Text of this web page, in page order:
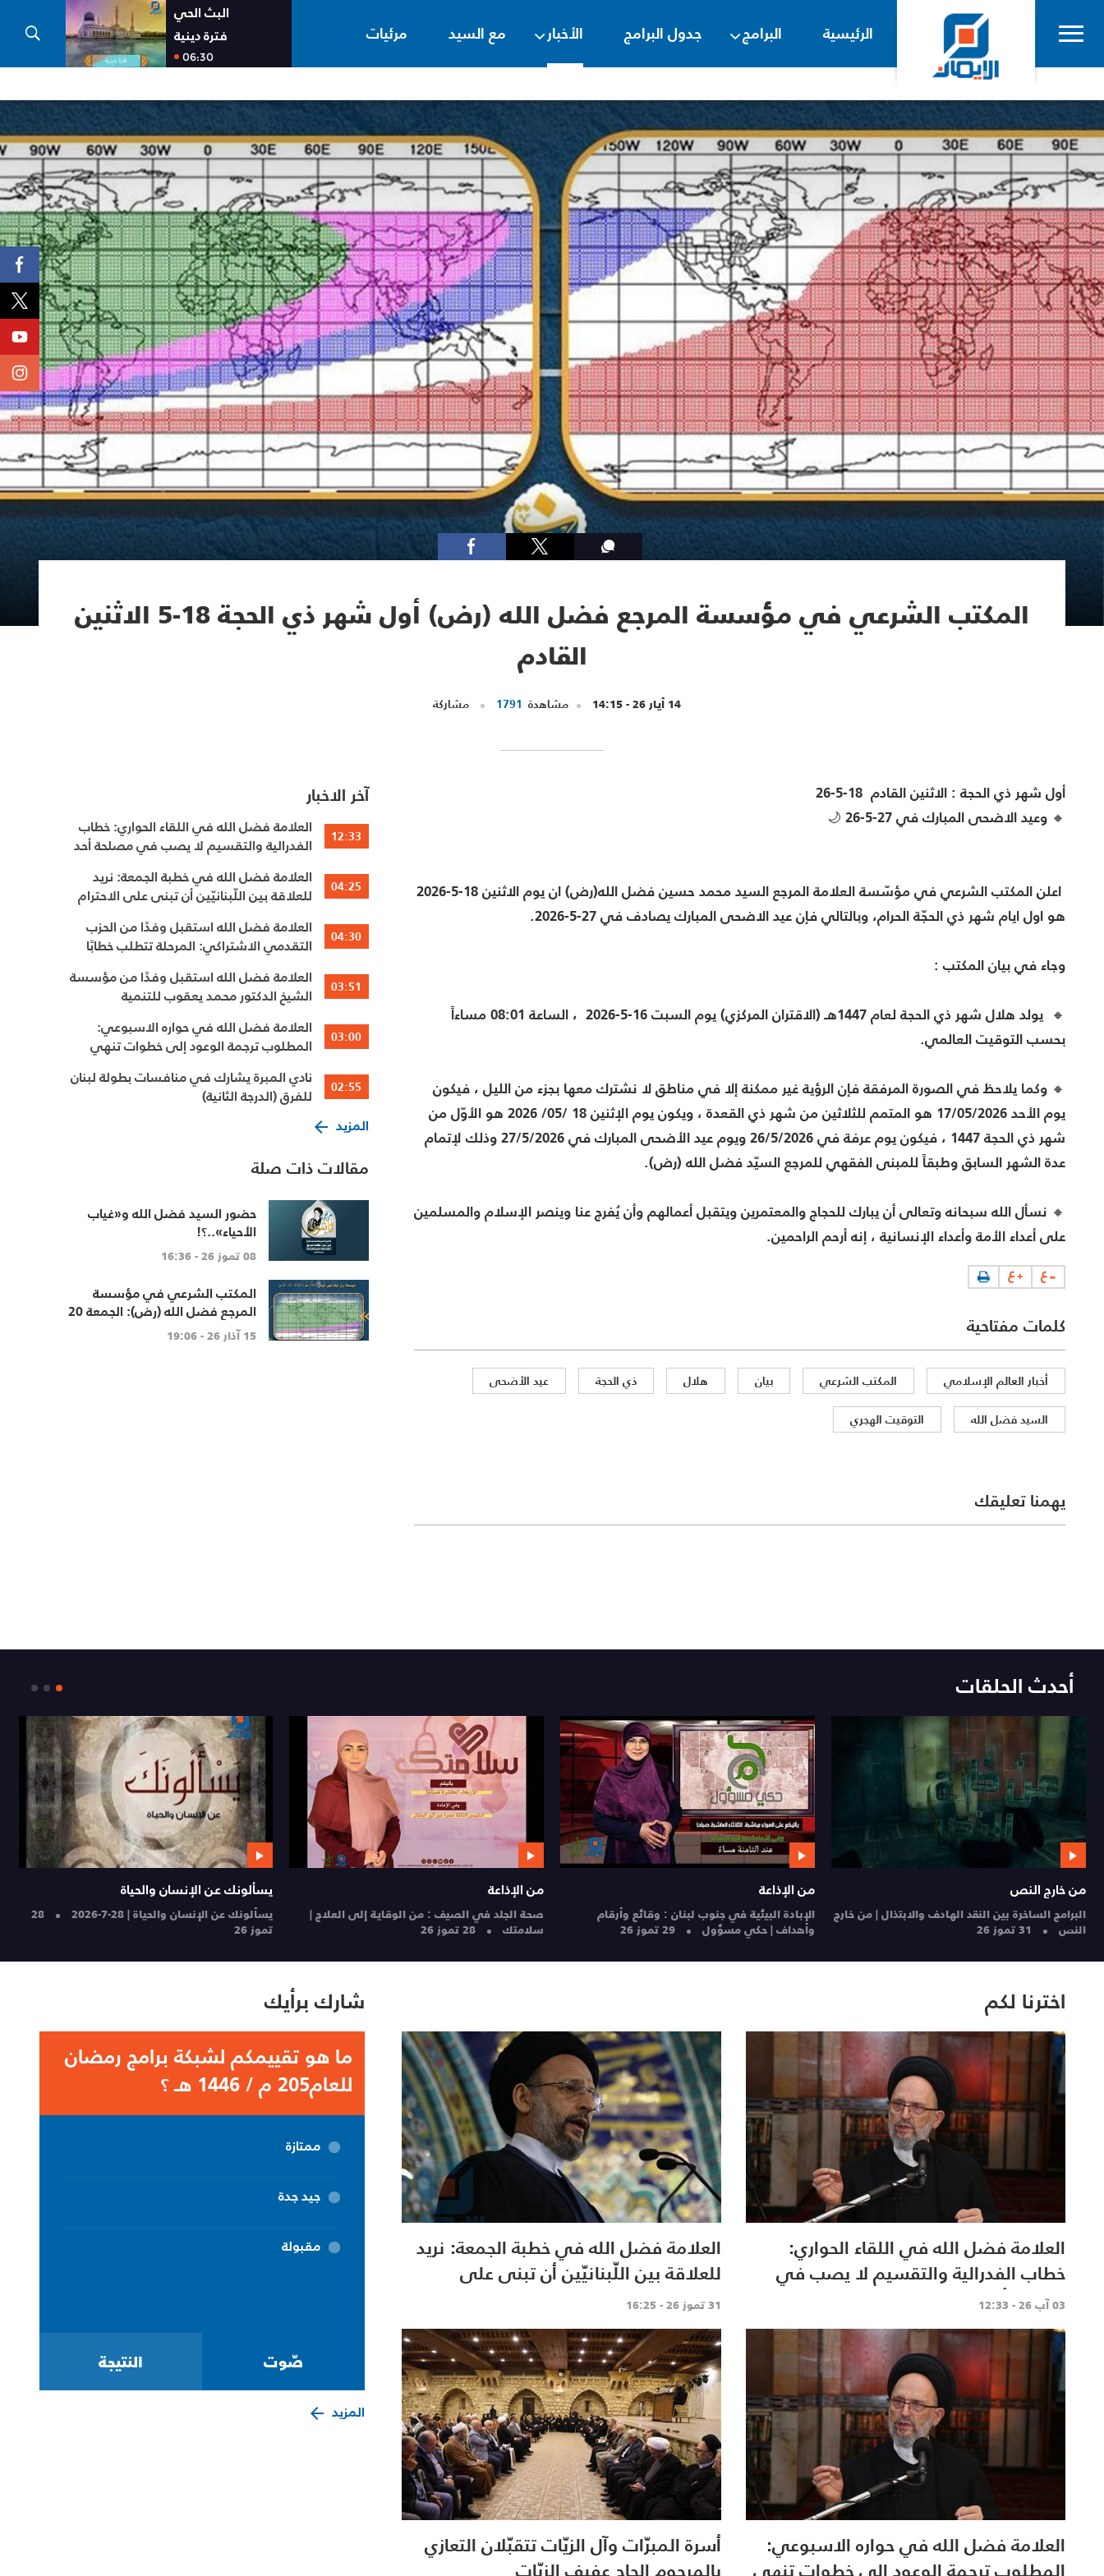
الرئيسية البرامج جدول البرامج الأخبار مع السيد مرئيات
البث الحي
فترة دينية
06:30
المكتب الشرعي في مؤسسة المرجع فضل الله (رض) أول شهر ذي الحجة 18-5 الاثنين
القادم
14 أيار 26 - 14:15 مشاهدة 1791 مشاركة
أول شهر ذي الحجة : الاثنين القادم 18-5-26
🔸 وعيد الاضحى المبارك في 27-5-26 🌙
اعلن المكتب الشرعي في مؤسّسة العلامة المرجع السيد محمد حسين فضل الله(رض) ان يوم الاثنين 18-5-2026
هو اول ايام شهر ذي الحجّة الحرام، وبالتالي فإن عيد الاضحى المبارك يصادف في 27-5-2026.
وجاء في بيان المكتب :
🔸 يولد هلال شهر ذي الحجة لعام 1447هـ (الاقتران المركزي) يوم السبت 16-5-2026 ، الساعة 08:01 مساءاً
بحسب التوقيت العالمي.
🔸 وكما يلاحظ في الصورة المرفقة فإن الرؤية غير ممكنة إلا في مناطق لا نشترك معها بجزء من الليل ، فيكون
يوم الأحد 17/05/2026 هو المتمم للثلاثين من شهر ذي القعدة ، ويكون يوم الإثنين 18 /05/ 2026 هو الأوّل من
شهر ذي الحجة 1447 ، فيكون يوم عرفة في 26/5/2026 ويوم عيد الأضحى المبارك في 27/5/2026 وذلك لإتمام
عدة الشهر السابق وطبقاً للمبنى الفقهي للمرجع السيّد فضل الله (رض).
🔸 نسأل الله سبحانه وتعالى أن يبارك للحجاج والمعتمرين ويتقبل أعمالهم وأن يُفرج عنا وينصر الإسلام والمسلمين
على أعداء الأمة وأعداء الإنسانية ، إنه أرحم الراحمين.
كلمات مفتاحية
أخبار العالم الإسلامي المكتب الشرعي بيان هلال ذي الحجة
عيد الأضحى
السيد فضل الله
التوقيت الهجري
يهمنا تعليقك
آخر الاخبار
12:33
العلامة فضل الله في اللقاء الحواري: خطاب
الفدرالية والتقسيم لا يصب في مصلحة أحد
04:25
العلامة فضل الله في خطبة الجمعة: نريد
للعلاقة بين اللّبنانيّين أن تبنى على الاحترام
04:30
العلامة فضل الله استقبل وفدًا من الحزب
التقدمي الاشتراكي: المرحلة تتطلب خطابًا
03:51
العلامة فضل الله استقبل وفدًا من مؤسسة
الشيخ الدكتور محمد يعقوب للتنمية
03:00
العلامة فضل الله في حواره الاسبوعي:
المطلوب ترجمة الوعود إلى خطوات تنهي
02:55
نادي المبرة يشارك في منافسات بطولة لبنان
للفرق (الدرجة الثانية)
المزيد
مقالات ذات صلة
حضور السيد فضل الله و«غياب
الأحياء»..؟!
08 تموز 26 - 16:36
المكتب الشرعي في مؤسسة
المرجع فضل الله (رض): الجمعة 20
آذار أول أيّام شهر شوال
15 آذار 26 - 19:06
أحدث الحلقات
من الإذاعة
صحة الجلد في الصيف : من الوقاية إلى العلاج |
سلامتك 28 تموز 26
يسألونك عن الإنسان والحياة
يسألونك عن الإنسان والحياة | 28-7-2026
28
تموز 26
من الإذاعة
الإخاء الأهلي عاليه ورحلة العودة إلى الدرجة الأولى
27 تموز 26
يسألونك عن الإنسان والحياة
يسألونك عن الإنسان والحياة | 27-7-2026
27
تموز 26
اخترنا لكم
العلامة فضل الله في اللقاء الحواري:
خطاب الفدرالية والتقسيم لا يصب في
مصلحة أحد
03 آب 26 - 12:33
العلامة فضل الله في خطبة الجمعة: نريد
للعلاقة بين اللّبنانيّين أن تبنى على
الاحترام المتبادل، والانتماء الوطنيّ الجامع
31 تموز 26 - 16:25
العلامة فضل الله في حواره الاسبوعي:
أسرة المبرّات وآل الزيّات تتقبّلان التعازي
شارك برأيك
ما هو تقييمكم لشبكة برامج رمضان
للعام205 م / 1446 هـ ؟
ممتازة
جيد جدة
مقبولة
المزيد